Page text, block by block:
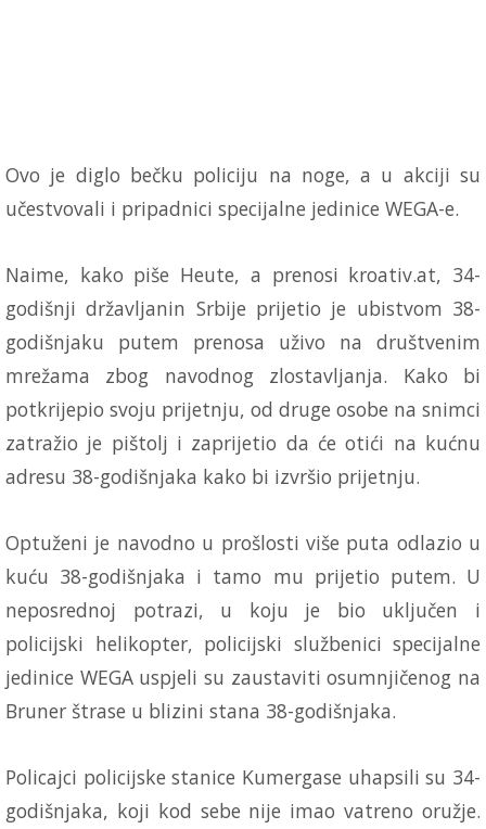
Ovo je diglo bečku policiju na noge, a u akciji su
učestvovali i pripadnici specijalne jedinice WEGA-e.
Naime, kako piše Heute, a prenosi kroativ.at, 34-
godišnji državljanin Srbije prijetio je ubistvom 38-
godišnjaku putem prenosa uživo na društvenim
mrežama zbog navodnog zlostavljanja. Kako bi
potkrijepio svoju prijetnju, od druge osobe na snimci
zatražio je pištolj i zaprijetio da će otići na kućnu
adresu 38-godišnjaka kako bi izvršio prijetnju.
Optuženi je navodno u prošlosti više puta odlazio u
kuću 38-godišnjaka i tamo mu prijetio putem. U
neposrednoj potrazi, u koju je bio uključen i
policijski helikopter, policijski službenici specijalne
jedinice WEGA uspjeli su zaustaviti osumnjičenog na
Bruner štrase u blizini stana 38-godišnjaka.
Policajci policijske stanice Kumergase uhapsili su 34-
godišnjaka, koji kod sebe nije imao vatreno oružje.